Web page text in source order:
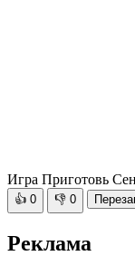
Игра Приготовь
👍 0 👎 0
Реклама